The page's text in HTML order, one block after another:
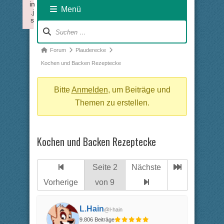
Menü
Forum-
Forum-
Breadcrumbs
hier:
Forum Plauderecke
Kochen und Backen Rezeptecke
BitteAnmelden, um Beiträge und
Themen zu erstellen.
Kochen und Backen Rezeptecke
Vorherige
Seite 2
von 9
Nächste
L.Hain@l-hain
9.806 Beiträge
in
.j
s
Failed to load plugin: visualchars from url https://